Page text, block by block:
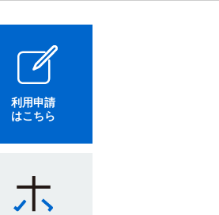
利用申請
はこちら